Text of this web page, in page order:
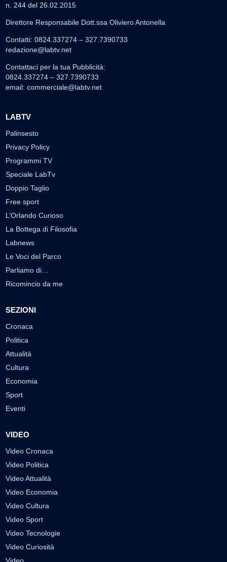
n. 244 del 26.02.2015
Direttore Responsabile Dott.ssa Oliviero Antonella
Contatti: 0824.337274 – 327.7390733
redazione@labtv.net
Contattaci per la tua Pubblicità:
0824.337274 – 327.7390733
email: commerciale@labtv.net
LABTV
Palinsesto
Privacy Policy
Programmi TV
Speciale LabTv
Doppio Taglio
Free sport
L’Orlando Curioso
La Bottega di Filosofia
Labnews
Le Voci del Parco
Parliamo di…
Ricomincio da me
SEZIONI
Cronaca
Politica
Attualità
Cultura
Economia
Sport
Eventi
VIDEO
Video Cronaca
Video Politica
Video Attualità
Video Economia
Video Cultura
Video Sport
Video Tecnologie
Video Curiosità
Video